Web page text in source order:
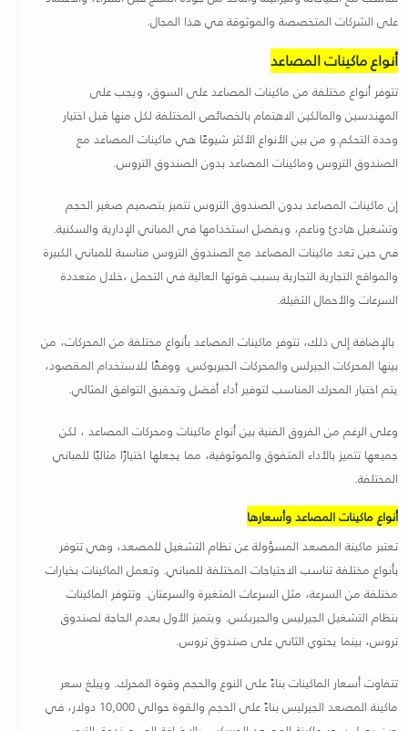
على الشركات المتخصصة والموثوقة في هذا المجال.
أنواع ماكينات المصاعد
تتوفر أنواع مختلفة من ماكينات المصاعد على السوق، ويجب على
المهندسين والمالكين الاهتمام بالخصائص المختلفة لكل منها قبل اختيار
وحدة التحكم.و من بين الأنواع الأكثر شيوعًا هي ماكينات المصاعد مع
الصندوق التروس وماكينات المصاعد بدون الصندوق التروس.
إن ماكينات المصاعد بدون الصندوق التروس تتميز بتصميم صغير الحجم
وتشغيل هادئ وناعم، ويفضل استخدامها في المباني الإدارية والسكنية.
في حين تعد ماكينات المصاعد مع الصندوق التروس مناسبة للمباني الكبيرة
والمواقع التجارية التجارية بسبب قوتها العالية في التحمل ،خلال متعددة
السرعات والأحمال الثقيلة.
بالإضافة إلى ذلك، تتوفر ماكينات المصاعد بأنواع مختلفة من المحركات، من
بينها المحركات الجيرلس والمحركات الجيربوكس. ووفقًا للاستخدام المقصود،
يتم اختيار المحرك المناسب لتوفير أداء أفضل وتحقيق التوافق المثالي.
وعلى الرغم من الفروق الفنية بين أنواع ماكينات ومحركات المصاعد ، لكن
جميعها تتميز بالأداء المتفوق والموثوقية، مما يجعلها اختيارًا مثاليًا للمباني
المختلفة.
أنواع ماكينات المصاعد وأسعارها
تعتبر ماكينة المصعد المسؤولة عن نظام التشغيل للمصعد، وهي تتوفر
بأنواع مختلفة تناسب الاحتياجات المختلفة للمباني. وتعمل الماكينات بخيارات
مختلفة من السرعة، مثل السرعات المتغيرة والسرعتان. وتتوفر الماكينات
بنظام التشغيل الجيرليس والجيربكس. ويتميز الأول بعدم الحاجة لصندوق
تروس، بينما يحتوي الثاني على صندوق تروس.
تتفاوت أسعار الماكينات بناءً على النوع والحجم وقوة المحرك. ويبلغ سعر
ماكينة المصعد الجيرليس بناءً على الحجم والقوة حوالي 10,000 دولار، في